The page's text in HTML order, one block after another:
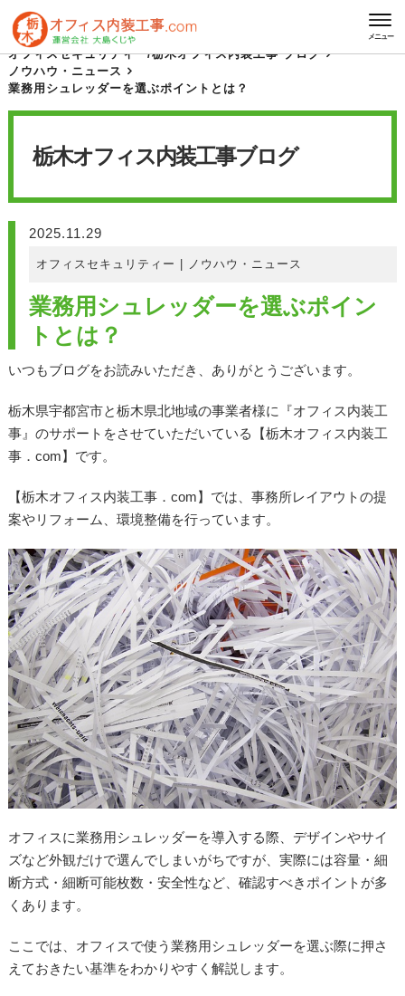
メニュー
HOME
栃木オフィス内装工事 ブログ
オフィスセキュリティー/栃木オフィス内装工事 ブログ
ノウハウ・ニュース
業務用シュレッダーを選ぶポイントとは？
栃木オフィス内装工事ブログ
2025.11.29
オフィスセキュリティー ノウハウ・ニュース
業務用シュレッダーを選ぶポイン
トとは？
いつもブログをお読みいただき、ありがとうございます。
栃木県宇都宮市と栃木県北地域の事業者様に『オフィス内装工
事』のサポートをさせていただいている【栃木オフィス内装工
事．com】です。
【栃木オフィス内装工事．com】では、事務所レイアウトの提
案やリフォーム、環境整備を行っています。
オフィスに業務用シュレッダーを導入する際、デザインやサイ
ズなど外観だけで選んでしまいがちですが、実際には容量・細
断方式・細断可能枚数・安全性など、確認すべきポイントが多
くあります。
ここでは、オフィスで使う業務用シュレッダーを選ぶ際に押さ
えておきたい基準をわかりやすく解説します。